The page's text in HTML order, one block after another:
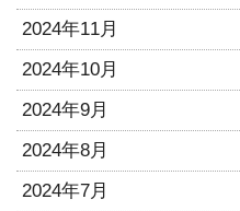
2024年11月
2024年10月
2024年9月
2024年8月
2024年7月